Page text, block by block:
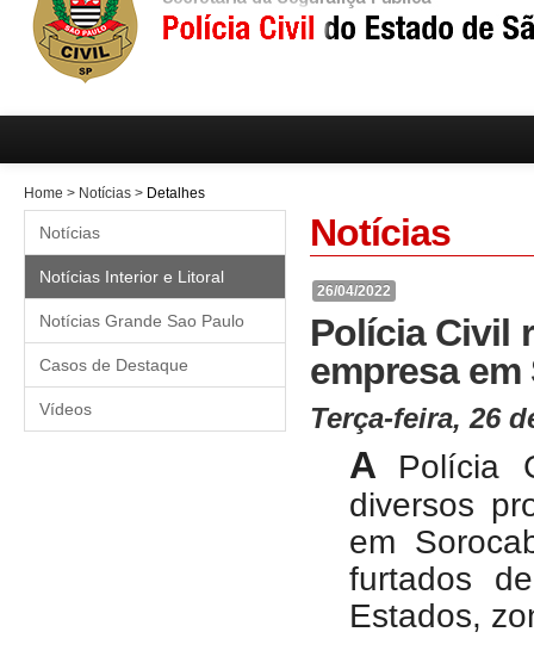
Home > Notícias > Detalhes
Notícias
Notícias Interior e Litoral
Notícias Grande Sao Paulo
Casos de Destaque
Vídeos
Notícias
26/04/2022
Polícia Civil
empresa
Terça-feira, 26
A
Polícia
diversos
em
furtados
Estados,